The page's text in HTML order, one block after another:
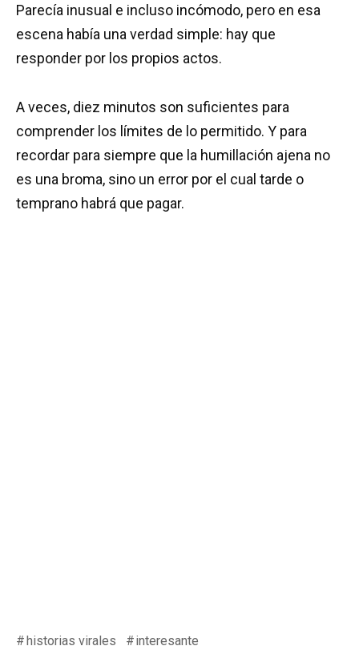
Parecía inusual e incluso incómodo, pero en esa
escena había una verdad simple: hay que
responder por los propios actos.
A veces, diez minutos son suficientes para
comprender los límites de lo permitido. Y para
recordar para siempre que la humillación ajena no
es una broma, sino un error por el cual tarde o
temprano habrá que pagar.
historias virales interesante